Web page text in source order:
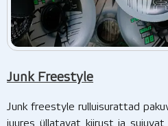
Junk Freestyle
Junk freestyle rulluisurattad
juures üllatavat kiirust ja